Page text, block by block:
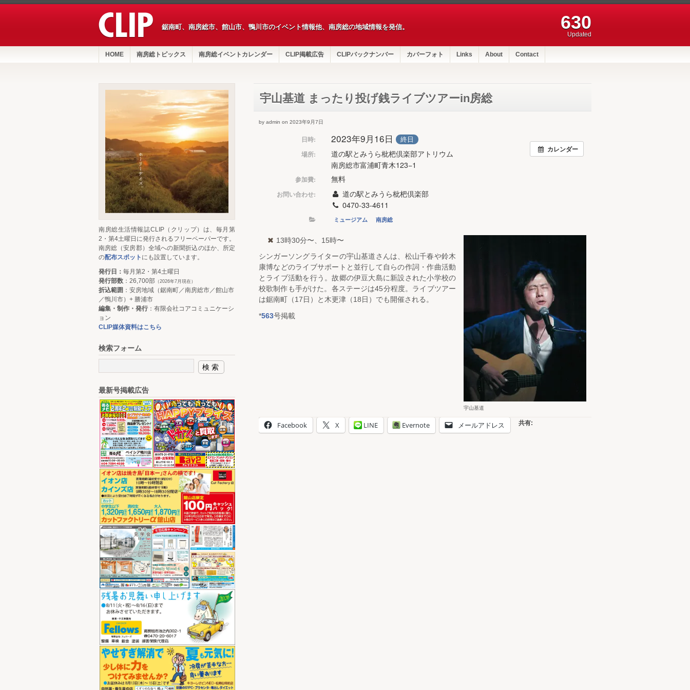
鋸南町、南房総市、館山市、鴨川市のイベント情報他、南房総の地域情報を発信。 630
Updated
HOME 南房総トピックス 南房総イベントカレンダー CLIP掲載広告 CLIPバックナンバー カバーフォト Links About Contact
宇山基道 まったり投げ銭ライブツアーin房総
by admin on 2023年9月7日
カレンダー
日時: 2023年9月16日 終日
場所:
道の駅とみうら枇杷倶楽部アトリウム
南房総市富浦町青木123−1
参加費: 無料
お問い合わせ:
道の駅とみうら枇杷倶楽部
0470-33-4611
ミュージアム 南房総
宇山基道
13時30分〜、15時〜
シンガーソングライターの宇山基道さんは、松山千春や鈴木
康博などのライブサポートと並行して自らの作詞・作曲活動
とライブ活動を行う。故郷の伊豆大島に新設された小学校の
校歌制作も手がけた。各ステージは45分程度。ライブツアー
は鋸南町（17日）と木更津（18日）でも開催される。
*563号掲載
共有:
Facebook X LINE Evernote メールアドレス
南房総生活情報誌CLIP（クリップ）は、毎月第
2・第4土曜日に発行されるフリーペーパーです。
南房総（安房郡）全域への新聞折込のほか、所定
の配布スポット にも設置しています。
発行日： 毎月第2・第4土曜日
発行部数 ：26,700部 （2026年7月現在）
折込範囲 ：安房地域（鋸南町／南房総市／館山市
／鴨川市）+ 勝浦市
編集・制作・発行：有限会社コアコミュニケーシ
ョン
CLIP媒体資料はこちら
検索フォーム
最新号掲載広告